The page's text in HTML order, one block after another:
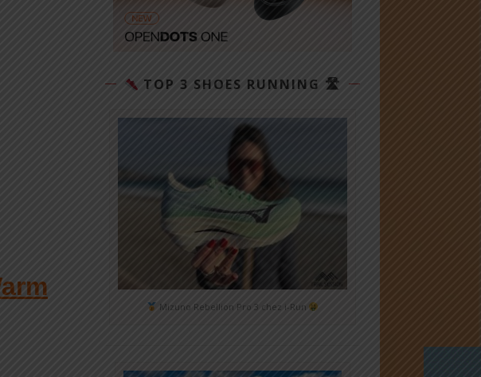
TOP 3 SHOES RUNNING 🛣
Mizuno Rebellion Pro 3 chez i-Run